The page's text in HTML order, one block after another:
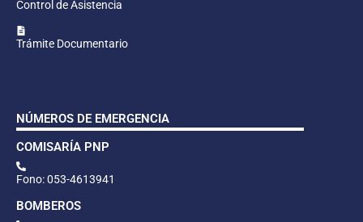
Control de Asistencia
Trámite Documentario
NÚMEROS DE EMERGENCIA
COMISARÍA PNP
Fono: 053-4613941
BOMBEROS